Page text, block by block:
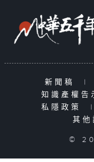
新聞稿 |
知識產權告
私隱政策
|
其
©